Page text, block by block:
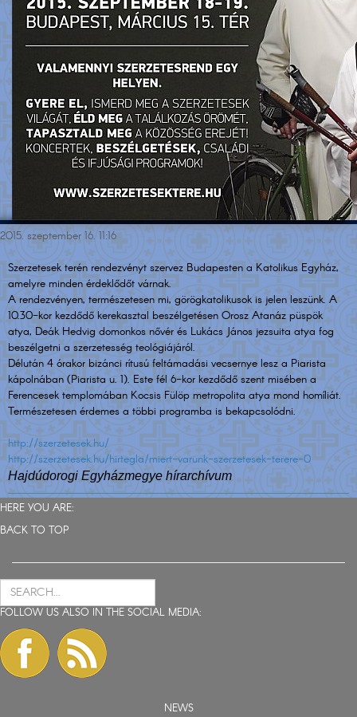
2015. szeptember 16. 11:16
Szerzetesek terén rendezvényt szervez Budapesten a Katolikus Egyház,
amelyre minden érdeklődőt várnak.
A rendezvényen, természetesen mi, görögkatolikusok is jelen leszünk. A
10.30-kor kezdődő kerekasztal beszélgetésen Orosz Atanáz püspök
atya, Deák Hedvig domonkos nővér és Lukács János jezsuita atya fog
beszélgetni a szerzetesség teológiájáról.
Délután 4 órakor bizánci rítusú feltámadási vecsernye lesz a Piarista
kápolnában (Piarista u. 1). Este fél 6-kor kezdődő szent misében a
Ferencesek templomában Kocsis Fülöp metropolita atya mond homíliát.
Természetesen érdemes a többi programba is bekapcsolódni.
http://szerzetesek.hu/
http://szerzetesek.hu/hirtegla/miert-varunk-szerzetesek-terere-0
Hajdúdorogi Egyházmegye hírarchívum
HERE YOU ARE:
BACK TO TOP
FOLLOW US ALSO IN THE SOCIAL MEDIA:
NEWS